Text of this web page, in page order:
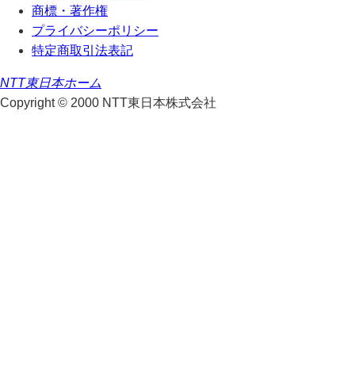
商標・著作権
プライバシーポリシー
特定商取引法表記
NTT東日本ホーム
Copyright © 2000 NTT東日本株式会社